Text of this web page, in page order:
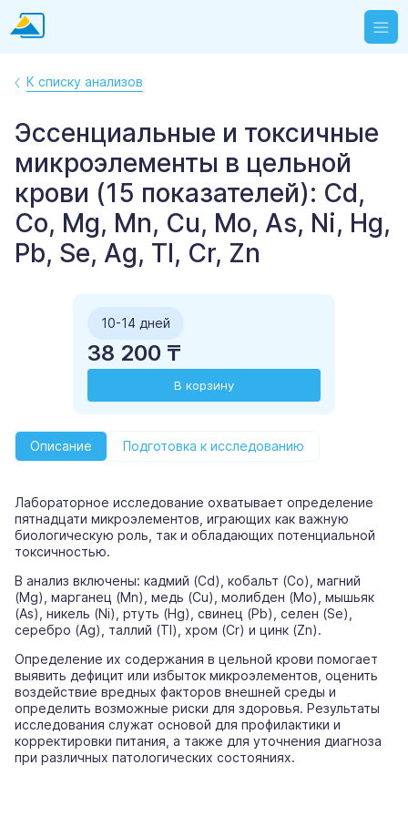
К списку анализов
Эссенциальные и токсичные
микроэлементы в цельной
крови (15 показателей): Cd,
Co, Mg, Mn, Cu, Mo, As, Ni, Hg,
Pb, Se, Ag, Tl, Cr, Zn
10-14 дней
38 200 ₸
В корзину
Описание Подготовка к исследованию
Лабораторное исследование охватывает определение
пятнадцати микроэлементов, играющих как важную
биологическую роль, так и обладающих потенциальной
токсичностью.
В анализ включены: кадмий (Cd), кобальт (Co), магний
(Mg), марганец (Mn), медь (Cu), молибден (Mo), мышьяк
(As), никель (Ni), ртуть (Hg), свинец (Pb), селен (Se),
серебро (Ag), таллий (Tl), хром (Cr) и цинк (Zn).
Определение их содержания в цельной крови помогает
выявить дефицит или избыток микроэлементов, оценить
воздействие вредных факторов внешней среды и
определить возможные риски для здоровья. Результаты
исследования служат основой для профилактики и
корректировки питания, а также для уточнения диагноза
при различных патологических состояниях.